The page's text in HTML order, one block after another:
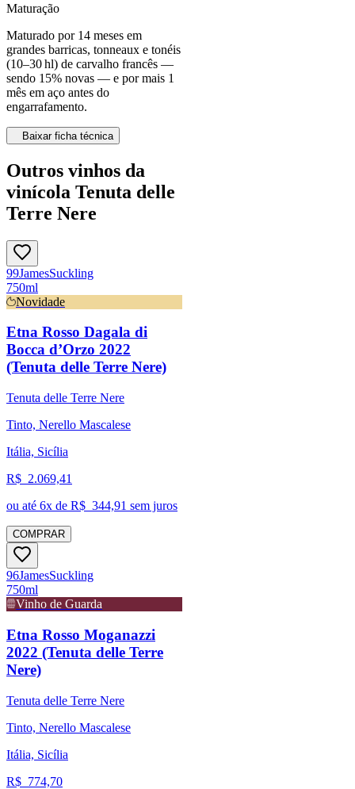
Maturação
Maturado por 14 meses em
grandes barricas, tonneaux e tonéis
(10–30 hl) de carvalho francês —
sendo 15% novas — e por mais 1
mês em aço antes do
engarrafamento.
Baixar ficha técnica
Outros vinhos da
vinícola Tenuta delle
Terre Nere
99JamesSuckling
750ml
Novidade
Etna Rosso Dagala di
Bocca d’Orzo 2022
(Tenuta delle Terre Nere)
Tenuta delle Terre Nere
Tinto, Nerello Mascalese
Itália, Sicília
R$ 2.069,41
ou até 6x de R$ 344,91 sem juros
COMPRAR
96JamesSuckling
750ml
Vinho de Guarda
Etna Rosso Moganazzi
2022 (Tenuta delle Terre
Nere)
Tenuta delle Terre Nere
Tinto, Nerello Mascalese
Itália, Sicília
R$ 774,70